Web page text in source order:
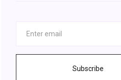
Subscribe